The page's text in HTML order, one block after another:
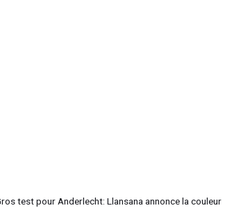
test pour Anderlecht: Llansana annonce la couleur